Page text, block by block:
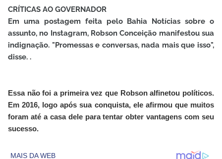
CRÍTICAS AO GOVERNADOR
Em uma postagem feita pelo Bahia Notícias sobre o
assunto, no Instagram, Robson Conceição manifestou sua
indignação. "Promessas e conversas, nada mais que isso",
disse. .
Essa não foi a primeira vez que Robson alfinetou políticos.
Em 2016, logo após sua conquista, ele afirmou que muitos
foram até a casa dele para tentar obter vantagens com seu
sucesso.